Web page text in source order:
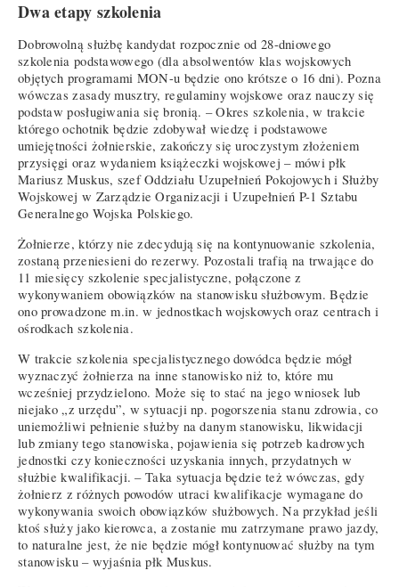
Dwa etapy szkolenia
Dobrowolną służbę kandydat rozpocznie od 28-dniowego
szkolenia podstawowego (dla absolwentów klas wojskowych
objętych programami MON-u będzie ono krótsze o 16 dni). Pozna
wówczas zasady musztry, regulaminy wojskowe oraz nauczy się
podstaw posługiwania się bronią. – Okres szkolenia, w trakcie
którego ochotnik będzie zdobywał wiedzę i podstawowe
umiejętności żołnierskie, zakończy się uroczystym złożeniem
przysięgi oraz wydaniem książeczki wojskowej – mówi płk
Mariusz Muskus, szef Oddziału Uzupełnień Pokojowych i Służby
Wojskowej w Zarządzie Organizacji i Uzupełnień P-1 Sztabu
Generalnego Wojska Polskiego.
Żołnierze, którzy nie zdecydują się na kontynuowanie szkolenia,
zostaną przeniesieni do rezerwy. Pozostali trafią na trwające do
11 miesięcy szkolenie specjalistyczne, połączone z
wykonywaniem obowiązków na stanowisku służbowym. Będzie
ono prowadzone m.in. w jednostkach wojskowych oraz centrach i
ośrodkach szkolenia.
W trakcie szkolenia specjalistycznego dowódca będzie mógł
wyznaczyć żołnierza na inne stanowisko niż to, które mu
wcześniej przydzielono. Może się to stać na jego wniosek lub
niejako „z urzędu”, w sytuacji np. pogorszenia stanu zdrowia, co
uniemożliwi pełnienie służby na danym stanowisku, likwidacji
lub zmiany tego stanowiska, pojawienia się potrzeb kadrowych
jednostki czy konieczności uzyskania innych, przydatnych w
służbie kwalifikacji. – Taka sytuacja będzie też wówczas, gdy
żołnierz z różnych powodów utraci kwalifikacje wymagane do
wykonywania swoich obowiązków służbowych. Na przykład jeśli
ktoś służy jako kierowca, a zostanie mu zatrzymane prawo jazdy,
to naturalne jest, że nie będzie mógł kontynuować służby na tym
stanowisku – wyjaśnia płk Muskus.